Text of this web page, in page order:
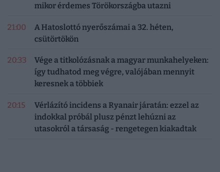
mikor érdemes Törökországba utazni
21:00
A Hatoslottó nyerőszámai a 32. héten,
csütörtökön
20:33
Vége a titkolózásnak a magyar munkahelyeken:
így tudhatod meg végre, valójában mennyit
keresnek a többiek
20:15
Vérlázító incidens a Ryanair járatán: ezzel az
indokkal próbál plusz pénzt lehúzni az
utasokról a társaság - rengetegen kiakadtak